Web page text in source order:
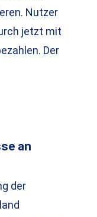
Nutzer
jetzt mit
Der
an
der